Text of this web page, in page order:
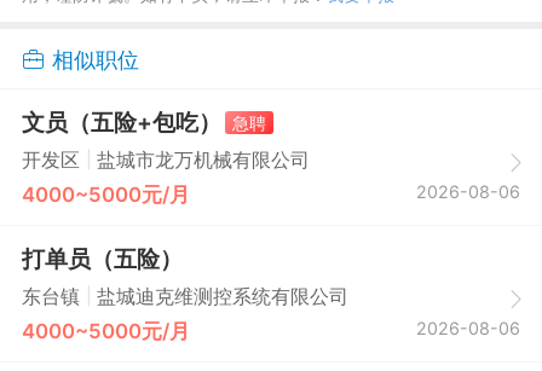
相似职位
文员（五险+包吃）
急聘
开发区
盐城市龙万机械有限公司
4000~5000元/月 2026-08-06
打单员（五险）
东台镇 盐城迪克维测控系统有限公司
4000~5000元/月 2026-08-06